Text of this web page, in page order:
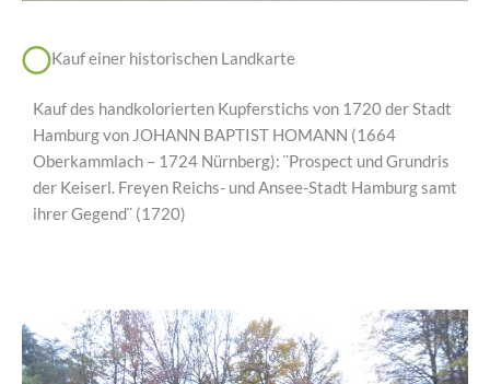
Kauf einer historischen Landkarte
Kauf des handkolorierten Kupferstichs von 1720 der Stadt
Hamburg von JOHANN BAPTIST HOMANN (1664
Oberkammlach – 1724 Nürnberg): ¨Prospect und Grundris
der Keiserl. Freyen Reichs- und Ansee-Stadt Hamburg samt
ihrer Gegend¨ (1720)